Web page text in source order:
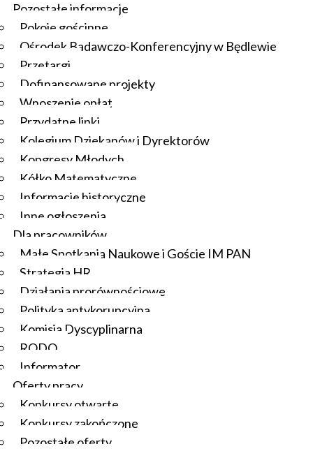
Pozostałe informacje
Pokoje gościnne
Ośrodek Badawczo-Konferencyjny w Będlewie
Przetargi
Dofinansowane projekty
Wnoszenie opłat
Przydatne linki
Kolegium Dziekanów i Dyrektorów
Kongresy Młodych
Kółko Matematyczne
Informacje historyczne
Inne ogłoszenia
Dla pracowników
Małe Spotkania Naukowe i Goście IM PAN
Strategia HR
Działania prorównościowe
Polityka antykorupcyjna
Komisja Dyscyplinarna
RODO
Informator
Oferty pracy
Konkursy otwarte
Konkursy zakończone
Pozostałe oferty